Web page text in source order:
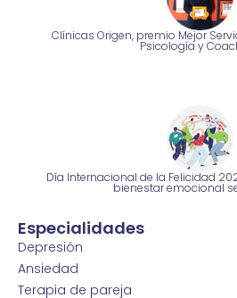
Clínicas Origen, premio Mejor
Psicología y
Día Internacional de la Felicidad
bienestar emocional
Especialidades
Depresión
Ansiedad
Terapia de pareja